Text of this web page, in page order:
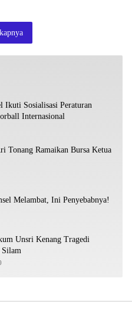
Ikuti Sosialisasi Peraturan
Internasional
Tonang Ramaikan Bursa Ketua
Melambat, Ini Penyebabnya!
Unsri Kenang Tragedi
Silam